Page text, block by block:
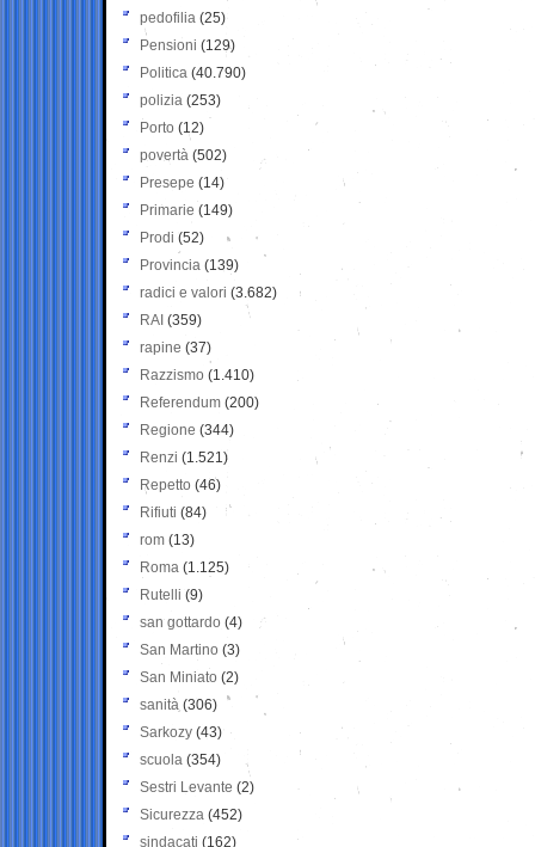
pedofilia (25)
Pensioni (129)
Politica (40.790)
polizia (253)
Porto (12)
povertà (502)
Presepe (14)
Primarie (149)
Prodi (52)
Provincia (139)
radici e valori (3.682)
RAI (359)
rapine (37)
Razzismo (1.410)
Referendum (200)
Regione (344)
Renzi (1.521)
Repetto (46)
Rifiuti (84)
rom (13)
Roma (1.125)
Rutelli (9)
san gottardo (4)
San Martino (3)
San Miniato (2)
sanità (306)
Sarkozy (43)
scuola (354)
Sestri Levante (2)
Sicurezza (452)
sindacati (162)